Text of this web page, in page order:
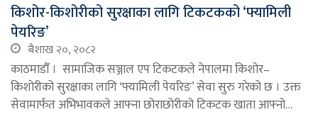
किशोर-किशोरीको सुरक्षाका लागि टिकटकको ‘फ्यामिली
पेयरिङ’
बैशाख २०, २०८२
काठमाडौँ । सामाजिक सञ्जाल एप टिकटकले नेपालमा किशोर–
किशोरीको सुरक्षाका लागि ‘फ्यामिली पेयरिङ’ सेवा सुरु गरेको छ । उक्त
सेवामार्फत अभिभावकले आफ्ना छोराछोरीको टिकटक खाता आफ्नो…